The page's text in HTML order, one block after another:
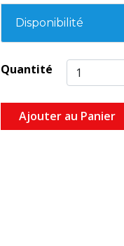
Disponibilité
Quantité
Ajouter au Panier